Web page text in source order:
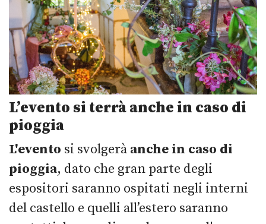
L’evento si terrà anche in caso di
pioggia
L'evento si svolgerà anche in caso di
pioggia, dato che gran parte degli
espositori saranno ospitati negli interni
del castello e quelli all’estero saranno